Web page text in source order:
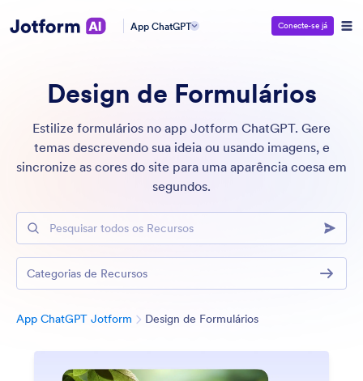
App ChatGPT Conecte-se já
Design de Formulários
Estilize formulários no app Jotform ChatGPT. Gere
temas descrevendo sua ideia ou usando imagens, e
sincronize as cores do site para uma aparência coesa em
segundos.
Pesquisar todos os Recursos
App ChatGPT Jotform Design de FormuláriosCategoria
Categorias de Recursos